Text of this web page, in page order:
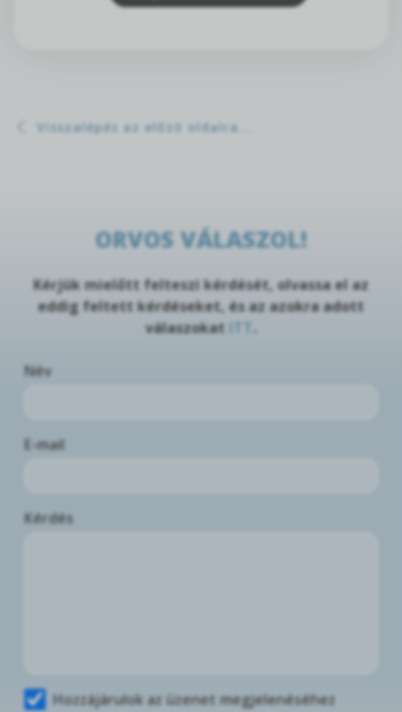
Visszalépés az előző oldalra...
ORVOS VÁLASZOL!
Kérjük mielőtt felteszi kérdését, olvassa el az
eddig feltett kérdéseket, és az azokra adott
válaszokat
Név
E-mail
Kérdés
Hozzájárulok az üzenet megjelenéséhez